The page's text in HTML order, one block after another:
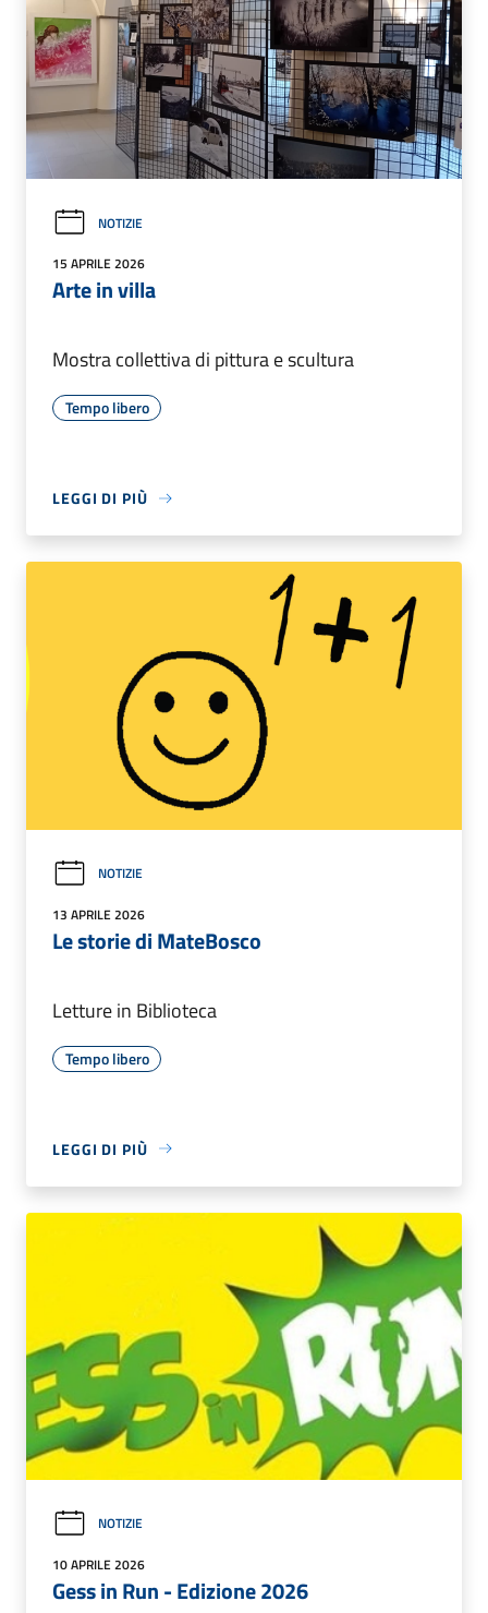
NOTIZIE
15 APRILE 2026
Arte in villa
Mostra collettiva di pittura e scultura
Tempo libero
LEGGI DI PIÙ
NOTIZIE
13 APRILE 2026
Le storie di MateBosco
Letture in Biblioteca
Tempo libero
LEGGI DI PIÙ
NOTIZIE
10 APRILE 2026
Gess in Run - Edizione 2026